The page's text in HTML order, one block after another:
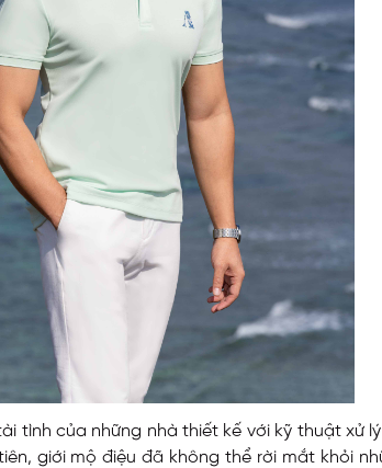
tình của những nhà thiết kế với kỹ thuật xử
giới mộ điệu đã không thể rời mắt khỏi